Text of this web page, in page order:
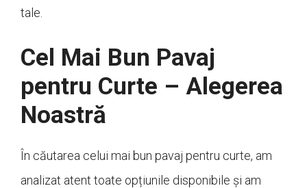
tale.
Cel Mai Bun Pavaj
pentru Curte – Alegerea
Noastră
În căutarea celui mai bun pavaj pentru curte, am
analizat atent toate opțiunile disponibile și am